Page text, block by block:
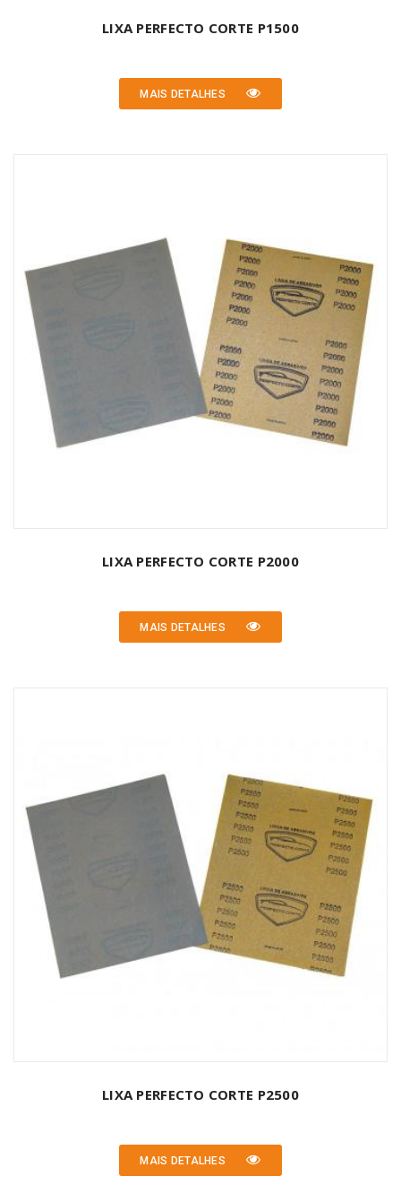
LIXA PERFECTO CORTE P1500
MAIS DETALHES
LIXA PERFECTO CORTE P2000
MAIS DETALHES
LIXA PERFECTO CORTE P2500
MAIS DETALHES